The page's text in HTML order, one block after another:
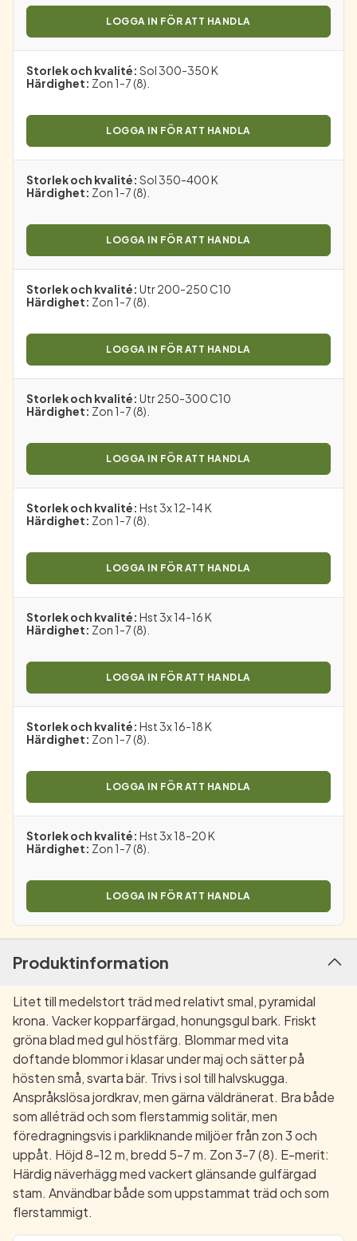
LOGGA IN FÖR ATT HANDLA
Storlek och kvalité: Sol 300-350 K
Härdighet: Zon 1-7 (8).
LOGGA IN FÖR ATT HANDLA
Storlek och kvalité: Sol 350-400 K
Härdighet: Zon 1-7 (8).
LOGGA IN FÖR ATT HANDLA
Storlek och kvalité: Utr 200-250 C10
Härdighet: Zon 1-7 (8).
LOGGA IN FÖR ATT HANDLA
Storlek och kvalité: Utr 250-300 C10
Härdighet: Zon 1-7 (8).
LOGGA IN FÖR ATT HANDLA
Storlek och kvalité: Hst 3x 12-14 K
Härdighet: Zon 1-7 (8).
LOGGA IN FÖR ATT HANDLA
Storlek och kvalité: Hst 3x 14-16 K
Härdighet: Zon 1-7 (8).
LOGGA IN FÖR ATT HANDLA
Storlek och kvalité: Hst 3x 16-18 K
Härdighet: Zon 1-7 (8).
LOGGA IN FÖR ATT HANDLA
Storlek och kvalité: Hst 3x 18-20 K
Härdighet: Zon 1-7 (8).
LOGGA IN FÖR ATT HANDLA
Produktinformation
Litet till medelstort träd med relativt smal, pyramidal
krona. Vacker kopparfärgad, honungsgul bark. Friskt
gröna blad med gul höstfärg. Blommar med vita
doftande blommor i klasar under maj och sätter på
hösten små, svarta bär. Trivs i sol till halvskugga.
Anspråkslösa jordkrav, men gärna väldränerat. Bra både
som alléträd och som flerstammig solitär, men
föredragningsvis i parkliknande miljöer från zon 3 och
uppåt. Höjd 8-12 m, bredd 5-7 m. Zon 3-7 (8). E-merit:
Härdig näverhägg med vackert glänsande gulfärgad
stam. Användbar både som uppstammat träd och som
flerstammigt.